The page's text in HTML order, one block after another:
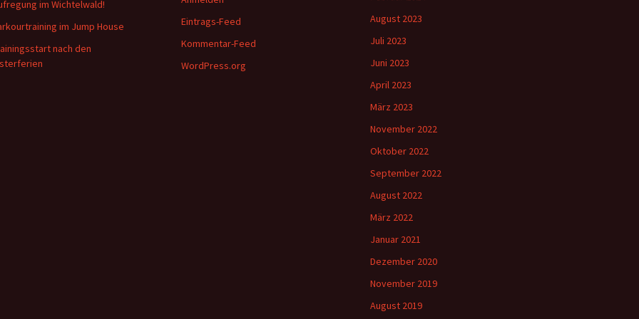
im Wichtelwald!
im Jump House
nach den
August 2023
Juli 2023
Juni 2023
April 2023
März 2023
November 2022
Oktober 2022
September 2022
August 2022
März 2022
Januar 2021
Dezember 2020
November 2019
August 2019
Eintrags-Feed
Kommentar-Feed
WordPress.org